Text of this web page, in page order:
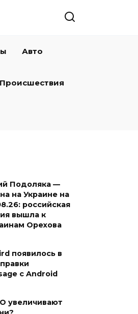
Авто
Происшествия
Подоляка —
на Украине на
российская
вышла к
Орехова
появилось в
с Android
увеличивают